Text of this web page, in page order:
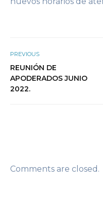
PREVIOUS
REUNIÓN DE
APODERADOS JUNIO
2022.
Comments are closed.